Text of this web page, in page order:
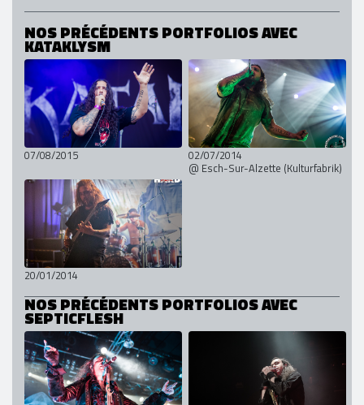
NOS PRÉCÉDENTS PORTFOLIOS AVEC
KATAKLYSM
07/08/2015
02/07/2014
@ Esch-Sur-Alzette (Kulturfabrik)
20/01/2014
NOS PRÉCÉDENTS PORTFOLIOS AVEC
SEPTICFLESH